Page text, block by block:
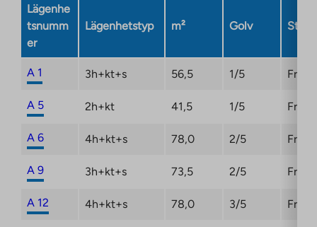
tab
Lägenhe
tsnumm
er
Lägenhetstyp m² Golv
A 1 3h+kt+s 56,5 1/5 Fri
A 5 2h+kt 41,5 1/5 Fri
A 6 4h+kt+s 78,0 2/5 Fri
A 9 3h+kt+s 73,5 2/5 Fri
A 12 4h+kt+s 78,0 3/5 Fri